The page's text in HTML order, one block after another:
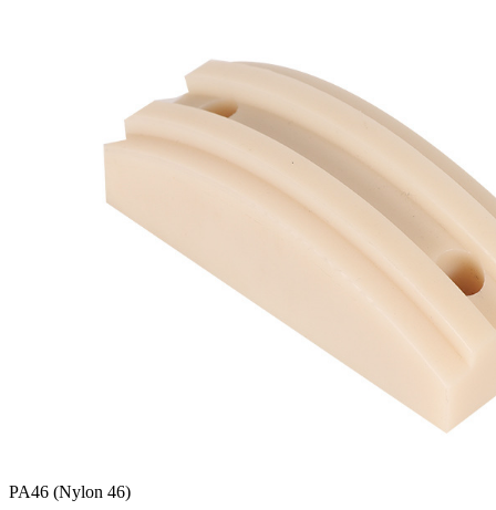
PA46 (Nylon 46)